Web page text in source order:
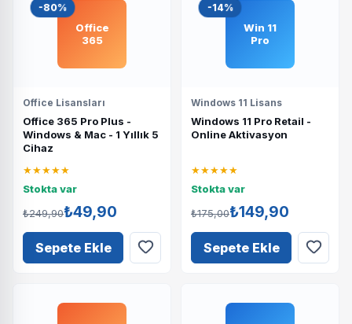
-80%
Office
365
Office Lisansları
Office 365 Pro Plus -
Windows & Mac - 1 Yıllık 5
Cihaz
★★★★★
Stokta var
₺249,90₺49,90
Sepete Ekle
-14%
Win 11
Pro
Windows 11 Lisans
Windows 11 Pro Retail -
Online Aktivasyon
★★★★★
Stokta var
₺175,00₺149,90
Sepete Ekle